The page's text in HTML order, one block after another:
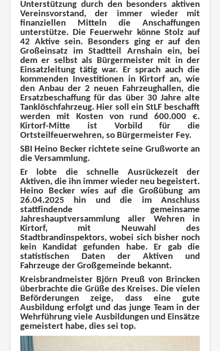
Unterstützung durch den besonders aktiven
Vereinsvorstand, der immer wieder mit
finanziellen Mitteln die Anschaffungen
unterstütze. Die Feuerwehr könne Stolz auf
42 Aktive sein. Besonders ging er auf den
Großeinsatz im Stadtteil Arnshain ein, bei
dem er selbst als Bürgermeister mit in der
Einsatzleitung tätig war. Er sprach auch die
kommenden Investitionen in Kirtorf an, wie
den Anbau der 2 neuen Fahrzeughallen, die
Ersatzbeschaffung für das über 30 Jahre alte
Tanklöschfahrzeug. Hier soll ein StLF beschafft
werden mit Kosten von rund 600.000 €.
Kirtorf-Mitte ist Vorbild für die
Ortsteilfeuerwehren, so Bürgermeister Fey.
SBI Heino Becker richtete seine Grußworte an
die Versammlung.
Er lobte die schnelle Ausrückezeit der
Aktiven, die ihn immer wieder neu begeistert.
Heino Becker wies auf die Großübung am
26.04.2025 hin und die im Anschluss
stattfindende gemeinsame
Jahreshauptversammlung aller Wehren in
Kirtorf, mit Neuwahl des
Stadtbrandinspektors, wobei sich bisher noch
kein Kandidat gefunden habe. Er gab die
statistischen Daten der Aktiven und
Fahrzeuge der Großgemeinde bekannt.
Kreisbrandmeister Björn Preuß von Brincken
überbrachte die Grüße des Kreises. Die vielen
Beförderungen zeige, dass eine gute
Ausbildung erfolgt und das junge Team in der
Wehrführung viele Ausbildungen und Einsätze
gemeistert habe, dies sei top.